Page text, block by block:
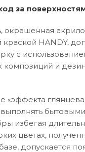
за
окрашенная
HANDY,
с
композиций и
«эффекта
избегая
цветах,
допускается